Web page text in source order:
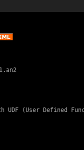
UDF (User Defined